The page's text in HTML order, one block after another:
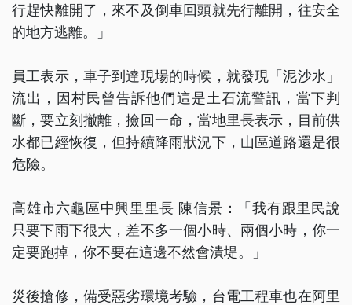
行趕快離開了，來不及倒車回頭就先行離開，往安全
的地方逃離。」
員工表示，車子到達現場的時候，就發現「泥沙水」
流出，因村民曾告訴他們這是土石流警訊，當下判
斷，要立刻撤離，撿回一命，當地里長表示，目前供
水都已經恢復，但持續降雨狀況下，山區道路還是很
危險。
高雄市六龜區中興里里長 陳信景：「我有跟里民說
只要下雨下很大，差不多一個小時、兩個小時，你一
定要跑掉，你不要在這邊不然會潰堤。」
災後搶修，備受惡劣環境考驗，台電工程車也在阿里